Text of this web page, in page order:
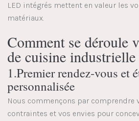
LED intégrés mettent en valeur les
matériaux.
Comment se déroule
de cuisine industrielle
1.Premier rendez-vous et
personnalisée
Nous commençons par comprendre
contraintes et vos envies pour